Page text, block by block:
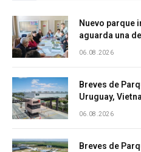
Nuevo parque
aguarda una
06.08.2026
Breves de
Uruguay,
06.08.2026
Breves de